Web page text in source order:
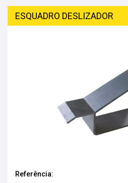
ESQUADRO DESLIZADOR
Referência: